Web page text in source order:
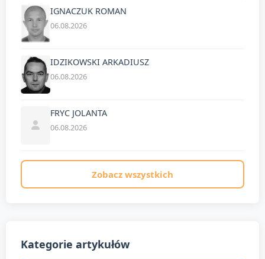
IGNACZUK ROMAN
06.08.2026
IDZIKOWSKI ARKADIUSZ
06.08.2026
FRYC JOLANTA
06.08.2026
Zobacz wszystkich
Kategorie artykułów